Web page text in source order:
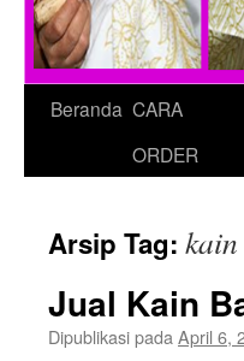
Beranda CARA
ORDER
Arsip Tag:
Jual Kain
Dipublikasi pada April 6,